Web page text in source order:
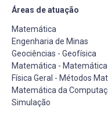
Áreas de atuação
Matemática
Engenharia de Minas
Geociências - Geofísica
Matemática -
Física Geral - Métodos
Matemática da
Simulação